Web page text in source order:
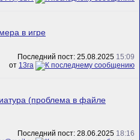
в игре
Последний пост: 25.08.2025 15:09
от 13га
(проблема в файле
Последний пост: 28.06.2025 18:16